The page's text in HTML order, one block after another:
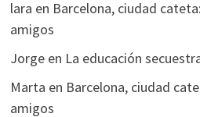
lara en Barcelona, ciudad
amigos
Jorgeen La educación
Marta en Barcelona, ciudad
amigos